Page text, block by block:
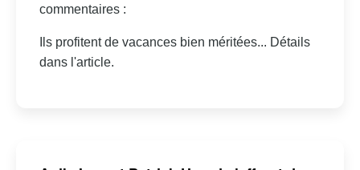
commentaires :
Ils profitent de vacances bien méritées... Détails
dans l'article.